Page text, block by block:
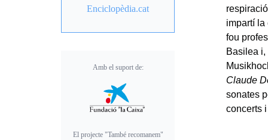
impartí la
fou
Basilea
Claude
sonates
concerts
Enciclopèdia.cat
Amb el suport de:
El projecte "També recomanem"